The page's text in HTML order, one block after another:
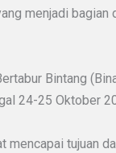
menjadi bagian
Bintang
24-25 Oktober
mencapai tujuan